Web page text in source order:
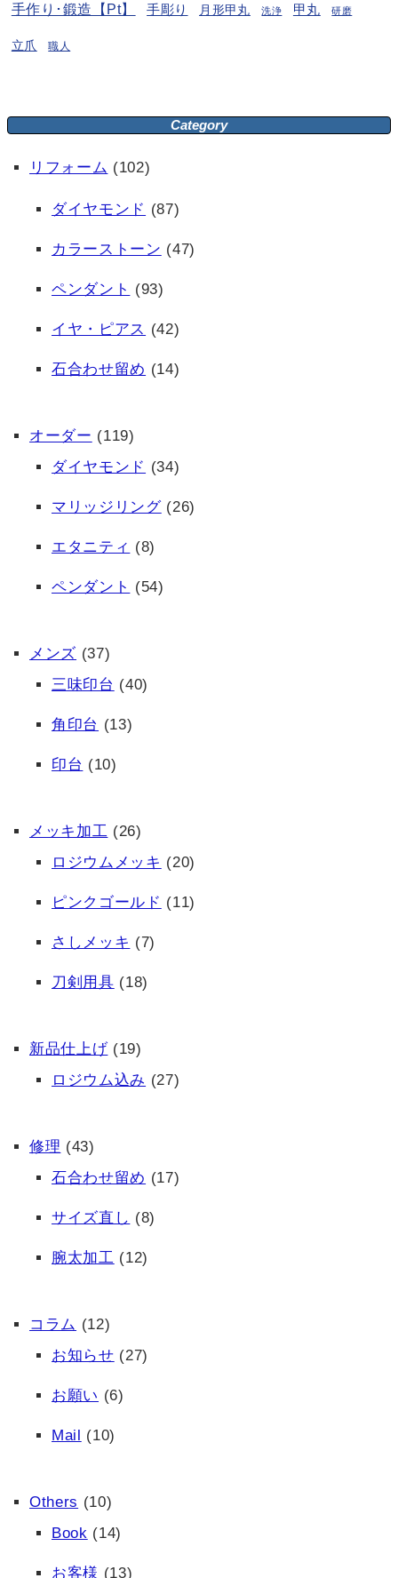
手作り･鍛造【Pt】 手彫り 月形甲丸 洗浄 甲丸 研磨
立爪 職人
Category
リフォーム (102)
ダイヤモンド (87)
カラーストーン (47)
ペンダント (93)
イヤ・ピアス (42)
石合わせ留め (14)
オーダー (119)
ダイヤモンド (34)
マリッジリング(26)
エタニティ (8)
ペンダント (54)
メンズ (37)
三味印台 (40)
角印台 (13)
印台 (10)
メッキ加工 (26)
ロジウムメッキ (20)
ピンクゴールド (11)
さしメッキ (7)
刀剣用具 (18)
新品仕上げ (19)
ロジウム込み (27)
修理 (43)
石合わせ留め (17)
サイズ直し (8)
腕太加工 (12)
コラム (12)
お知らせ (27)
お願い (6)
Mail (10)
Others (10)
Book (14)
お客様 (13)